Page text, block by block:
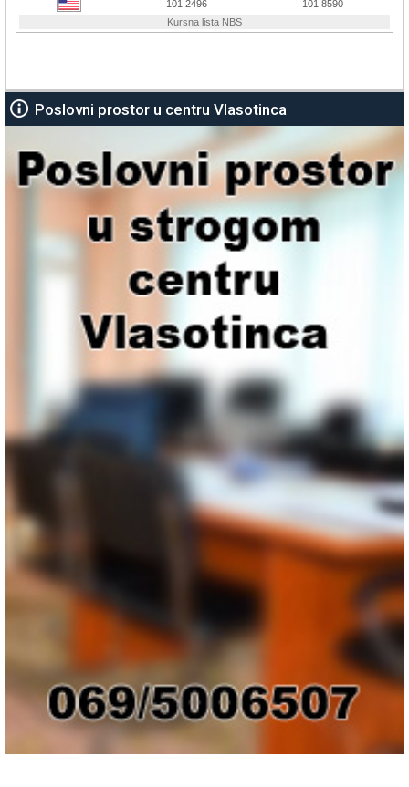
Poslovni prostor u centru Vlasotinca